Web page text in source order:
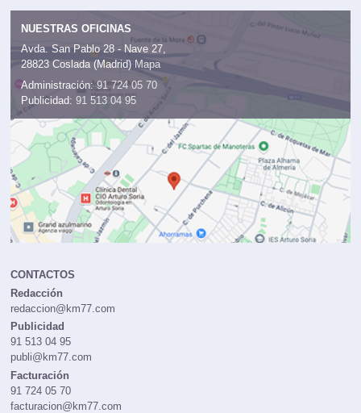
NUESTRAS OFICINAS
Avda. San Pablo 28 - Nave 27,
28823 Coslada (Madrid) Mapa
Administración: 91 724 05 70
Publicidad: 91 513 04 95
CONTACTOS
Redacción
redaccion@km77.com
Publicidad
91 513 04 95
publi@km77.com
Facturación
91 724 05 70
facturacion@km77.com